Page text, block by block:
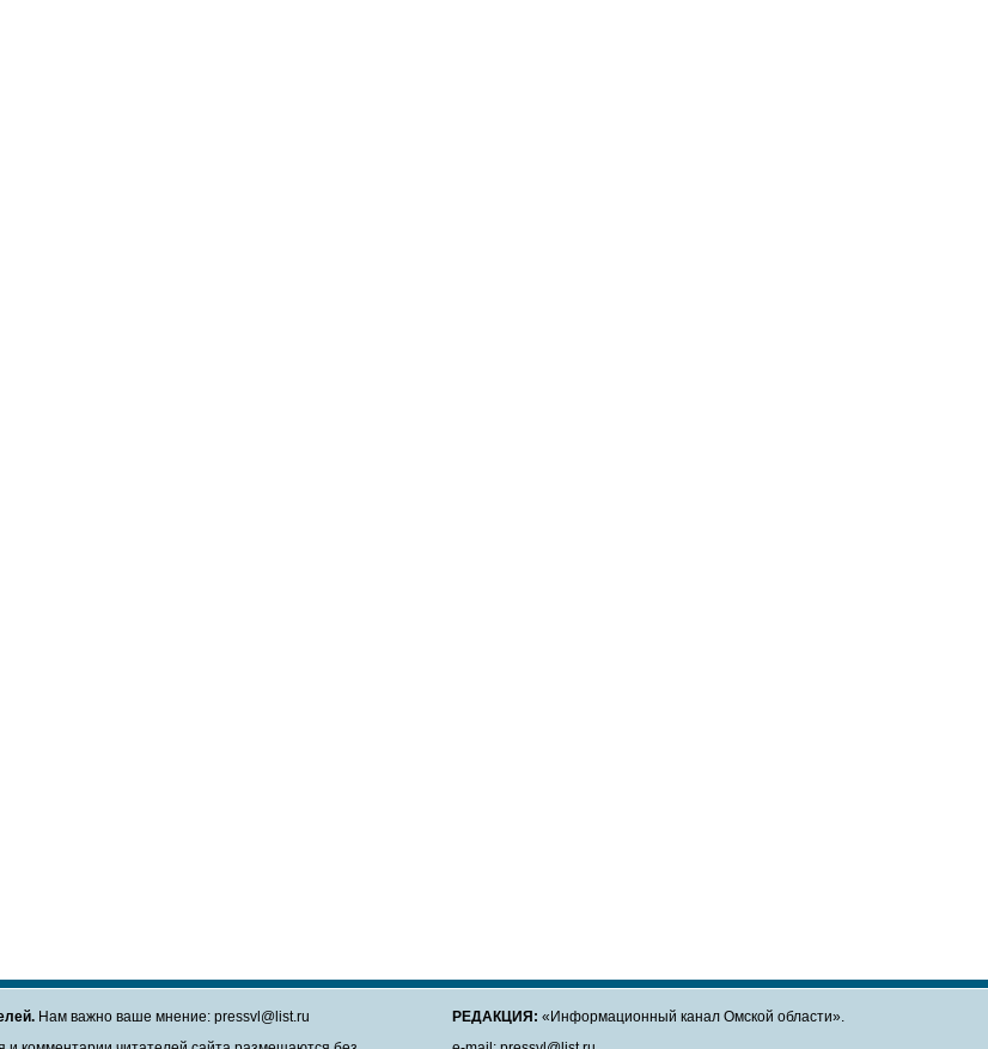
Нам важно ваше мнение: pressvl@list.ru
РЕДАКЦИЯ: «Информационный канал Омской области».